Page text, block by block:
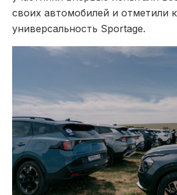
своих автомобилей и отметили
универсальность Sportage.